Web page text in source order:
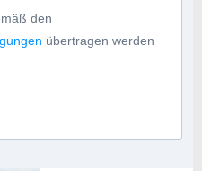
den
übertragen werden